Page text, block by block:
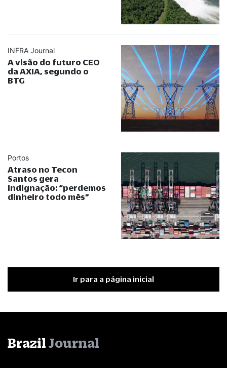
INFRA Journal
A visão do futuro CEO
da AXIA, segundo o
BTG
Portos
Atraso no Tecon
Santos gera
indignação: “perdemos
dinheiro todo mês”
Ir para a página inicial
Brazil Journal